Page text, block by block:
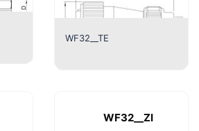
WF32__TE
WF32__ZI